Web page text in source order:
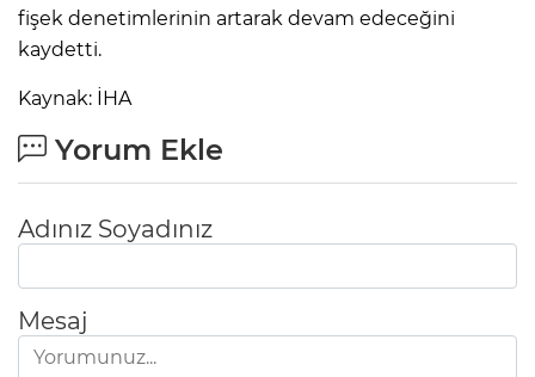
fişek denetimlerinin artarak devam edeceğini
kaydetti.
Kaynak: İHA
Yorum Ekle
Adınız Soyadınız
Mesaj